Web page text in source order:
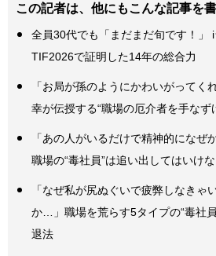
この記者は、他にもこんな記事を
全員30代でも「まだまだ旬です！」
TIF2026で証明した14年の総合力
「お局が孫のようにかわいがってく
幸が伝授する“職場の厄介者を手なず
「あの人がいるだけで精神的になぜ
職場の“毒社員”は追い出してはいけ
「なぜ私が尻ぬぐいで疲弊しなきゃ
か…」職場を荒らす5タイプの“毒社
退法